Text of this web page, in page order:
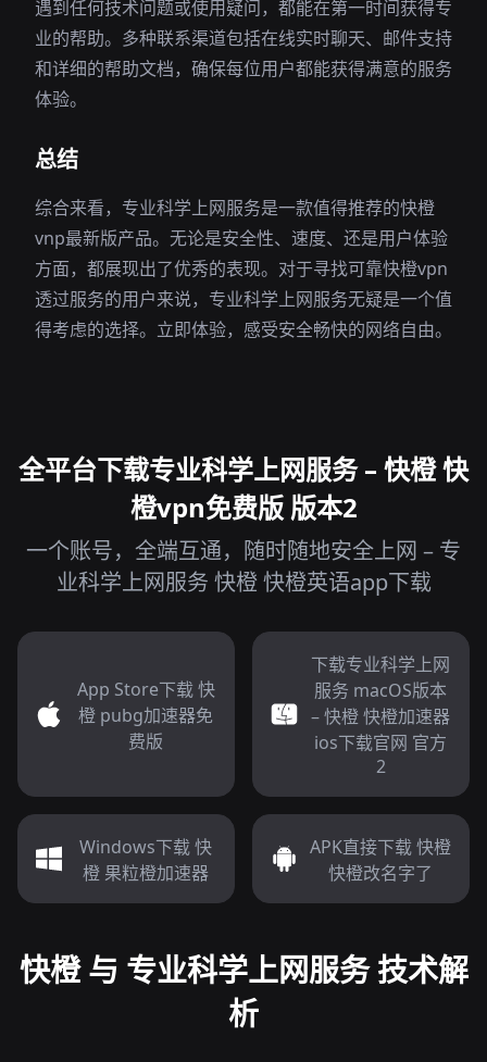
遇到任何技术问题或使用疑问，都能在第一时间获得专
业的帮助。多种联系渠道包括在线实时聊天、邮件支持
和详细的帮助文档，确保每位用户都能获得满意的服务
体验。
总结
综合来看，专业科学上网服务是一款值得推荐的快橙
vnp最新版产品。无论是安全性、速度、还是用户体验
方面，都展现出了优秀的表现。对于寻找可靠快橙vpn
透过服务的用户来说，专业科学上网服务无疑是一个值
得考虑的选择。立即体验，感受安全畅快的网络自由。
全平台下载专业科学上网服务 – 快橙 快
橙vpn免费版 版本2
一个账号，全端互通，随时随地安全上网 – 专
业科学上网服务 快橙 快橙英语app下载
App Store下载 快
橙 pubg加速器免
费版
下载专业科学上网
服务 macOS版本
– 快橙 快橙加速器
ios下载官网 官方
2
Windows下载 快
橙 果粒橙加速器
APK直接下载 快橙
快橙改名字了
快橙 与 专业科学上网服务 技术解
析